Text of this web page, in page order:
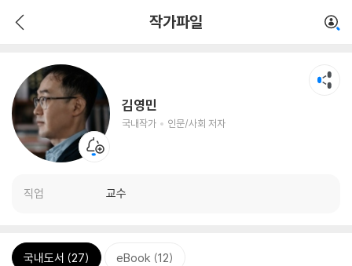
작가파일
김영민
국내작가 인문/사회 저자
직업 교수
국내도서 (27) eBook (12)